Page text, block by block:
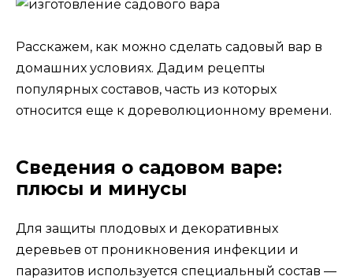
Расскажем, как можно сделать садовый вар в
домашних условиях. Дадим рецепты
популярных составов, часть из которых
относится еще к дореволюционному времени.
Сведения о садовом варе:
плюсы и минусы
Для защиты плодовых и декоративных
деревьев от проникновения инфекции и
паразитов используется специальный состав —